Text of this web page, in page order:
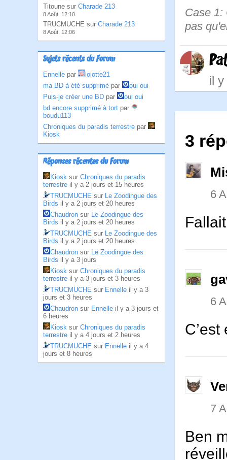
Titoune sur Charade 213
8 Août, 12:10
TRUCMUCHE sur Charade 213
8 Août, 12:06
Sujets récents du Forum
Ennelle par
lolotte21
ma BD à été supprimé par
oui oui
Puis-je créer une BD par
oui oui
bd encore supprimé à tort par
boudu113
Chroniques du paradis terrestre par
Kiosk
Réponses récentes du Forum
Kiosk sur Chroniques du paradis
terrestre il y a 2 jours et 15 heures
TRUCMUCHE sur Le Zoodingue des
Birds il y a 2 jours et 20 heures
Chaudron sur Le Zoodingue des
Birds il y a 2 jours et 20 heures
TRUCMUCHE sur Le Zoodingue des
Birds il y a 2 jours et 20 heures
Chaudron sur Le Zoodingue des
Birds il y a 3 jours
Kiosk sur Chroniques du paradis
terrestre il y a 3 jours et 3 heures
TRUCMUCHE sur Ennelle il y a 3
jours et 3 heures
Chaudron sur Ennelle il y a 3 jours et
6 heures
Kiosk sur Chroniques du paradis
terrestre il y a 4 jours et 2 heures
TRUCMUCHE sur Ennelle il y a 4
jours et 8 heures
Case 1:
pas
il y
3
6
6
7
Ben